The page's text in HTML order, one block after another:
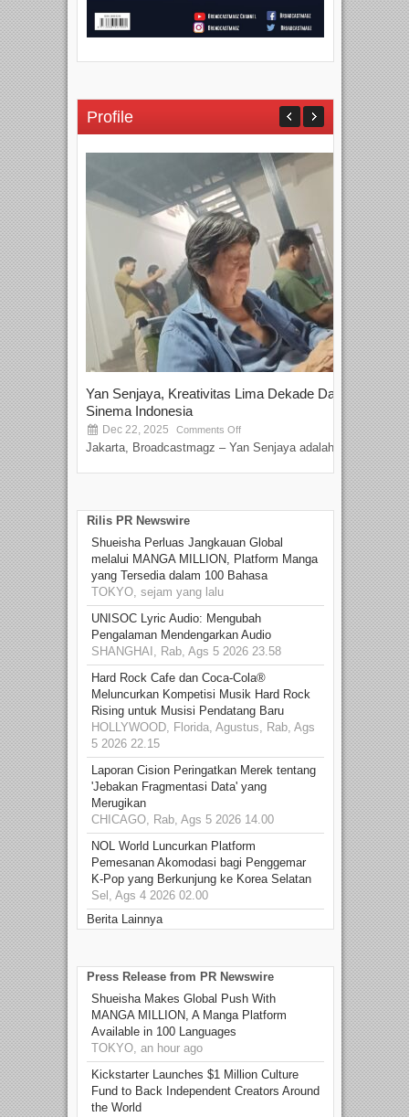
Profile
Yan Senjaya, Kreativitas Lima Dekade Dalam
Sinema Indonesia
Dec 22, 2025 Comments Off
Jakarta, Broadcastmagz – Yan Senjaya adalah...
Rilis PR Newswire
Shueisha Perluas Jangkauan Global
melalui MANGA MILLION, Platform Manga
yang Tersedia dalam 100 Bahasa
TOKYO, sejam yang lalu
UNISOC Lyric Audio: Mengubah
Pengalaman Mendengarkan Audio
SHANGHAI, Rab, Ags 5 2026 23.58
Hard Rock Cafe dan Coca-Cola®
Meluncurkan Kompetisi Musik Hard Rock
Rising untuk Musisi Pendatang Baru
HOLLYWOOD, Florida, Agustus, Rab, Ags
5 2026 22.15
Laporan Cision Peringatkan Merek tentang
'Jebakan Fragmentasi Data' yang
Merugikan
CHICAGO, Rab, Ags 5 2026 14.00
NOL World Luncurkan Platform
Pemesanan Akomodasi bagi Penggemar
K-Pop yang Berkunjung ke Korea Selatan
Sel, Ags 4 2026 02.00
Berita Lainnya
Press Release from PR Newswire
Shueisha Makes Global Push With
MANGA MILLION, A Manga Platform
Available in 100 Languages
TOKYO, an hour ago
Kickstarter Launches $1 Million Culture
Fund to Back Independent Creators Around
the World